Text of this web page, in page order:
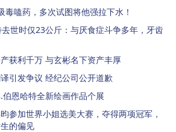
毒嗑药，多次试图将他强拉下水！
世时仅23公斤：与厌食症斗争多年，牙齿
获利千万 与玄彬名下资产丰厚
引发争议 经纪公司公开道歉
恩哈特全新绘画作品个展
参加世界小姐选美大赛，夺得两项冠军，
的偏见